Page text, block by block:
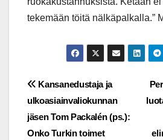
tekemään töitä nälkäpalkalla.”
Post
navigation
Kansanedustaja ja
ulkoasiainvaliokunnan
jäsen Tom Packalén (ps.):
Onko Turkin toimet